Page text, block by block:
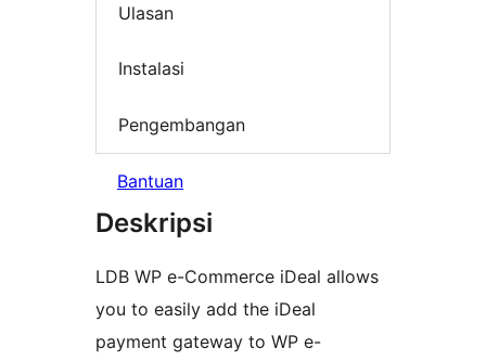
Ulasan
Instalasi
Pengembangan
Bantuan
Deskripsi
LDB WP e-Commerce iDeal allows
you to easily add the iDeal
payment gateway to WP e-